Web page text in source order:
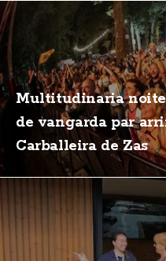
Multitudinaria
de vangarda par
Carballeira de Zas